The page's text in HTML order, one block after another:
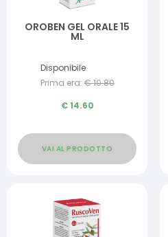
OROBEN GEL ORALE 15
ML
Disponibile
Prima era: €10.80
€14.60
VAI AL PRODOTTO